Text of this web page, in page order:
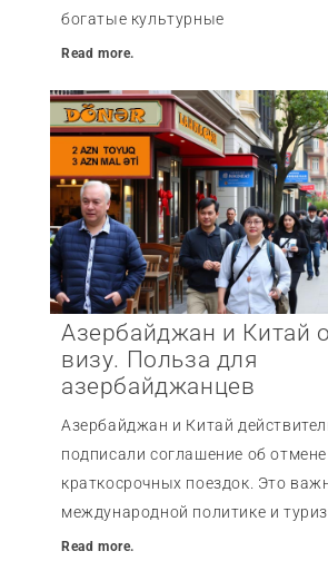
богатые культурные
Read more.
Азербайджан и Китай
визу. Польза для
азербайджанцев
Азербайджан и Китай
подписали соглашение об
краткосрочных поездок. Это
международной политике и
Read more.